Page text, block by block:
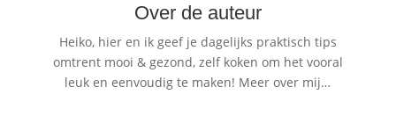
Over de auteur
Heiko, hier en ik geef je dagelijks praktisch tips
omtrent mooi & gezond, zelf koken om het vooral
leuk en eenvoudig te maken! Meer over mij…